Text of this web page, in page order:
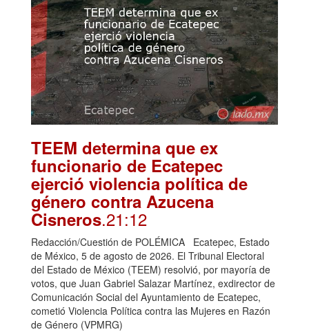
TEEM determina que ex
funcionario de Ecatepec
ejerció violencia política de
género contra Azucena
Cisneros.21:12
Redacción/Cuestión de POLÉMICA Ecatepec, Estado
de México, 5 de agosto de 2026. El Tribunal Electoral
del Estado de México (TEEM) resolvió, por mayoría de
votos, que Juan Gabriel Salazar Martínez, exdirector de
Comunicación Social del Ayuntamiento de Ecatepec,
cometió Violencia Política contra las Mujeres en Razón
de Género (VPMRG)